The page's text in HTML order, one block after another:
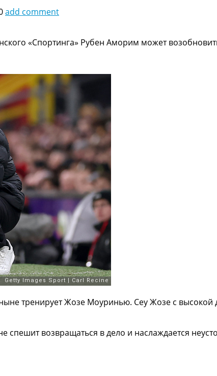
add comment
«Спортинга» Рубен Аморим может
тренирует Жозе Моуринью. Сеу Жозе с
спешит возвращаться в дело и наслаждается